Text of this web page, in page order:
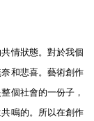
情狀態。對於我個
和悲喜。藝術創作
個社會的一份子，
鳴的。所以在創作